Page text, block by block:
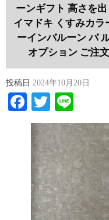
ーンギフト 高さを
イマドキ くすみカ
ーインバルーン バ
オプション ご注
投稿日 2024年10月20日
Facebook
Twitter